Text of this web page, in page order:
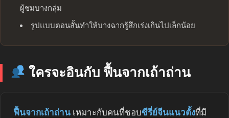
ผู้ชมบางกลุ่ม
รูปแบบตอนสั้นทำให้บางฉากรู้สึกเร่งเกินไปเล็กน้อย
ใครจะอินกับ ฟื้นจากเถ้าถ่าน
ฟื้นจากเถ้าถ่าน เหมาะกับคนที่ชอบซีรี่ย์จีนแนวตั้งที่มี